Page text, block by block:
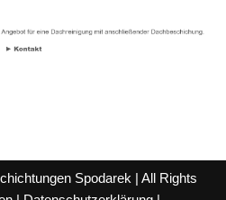
Spodarek | All Rights